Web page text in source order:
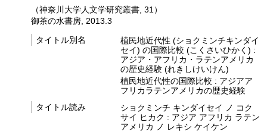
（神奈川大学人文学研究叢書, 31）
御茶の水書房, 2013.3
タイトル別名
植民地近代性 (ショクミンチキンダイ
セイ) の国際比較 (こくさいひかく) :
アジア・アフリカ・ラテンアメリカ
の歴史経験 (れきしけいけん)
植民地近代性の国際比較 : アジアア
フリカラテンアメリカの歴史経験
タイトル読み
ショクミンチ キンダイセイ ノ コク
サイ ヒカク : アジア アフリカ ラテン
アメリカ ノ レキシ ケイケン